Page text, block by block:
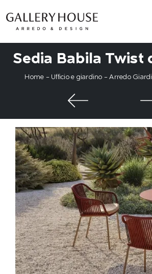
Sedia Babila Twist
Home - Ufficio e giardino -Arredo